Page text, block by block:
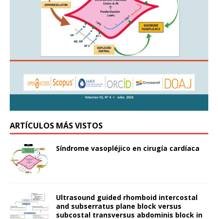
ARTÍCULOS MÁS VISTOS
Síndrome vasopléjico en cirugía cardíaca
Ultrasound guided rhomboid intercostal
and subserratus plane block versus
subcostal transversus abdominis block in